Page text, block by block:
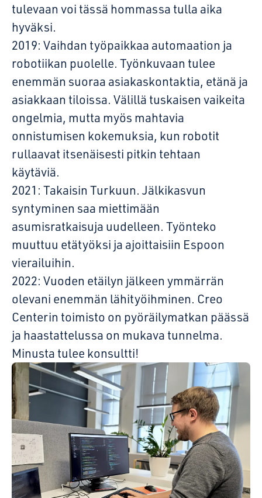
tulevaan voi tässä hommassa tulla aika
hyväksi.
2019: Vaihdan työpaikkaa automaation ja
robotiikan puolelle. Työnkuvaan tulee
enemmän suoraa asiakaskontaktia, etänä ja
asiakkaan tiloissa. Välillä tuskaisen vaikeita
ongelmia, mutta myös mahtavia
onnistumisen kokemuksia, kun robotit
rullaavat itsenäisesti pitkin tehtaan
käytäviä.
2021: Takaisin Turkuun. Jälkikasvun
syntyminen saa miettimään
asumisratkaisuja uudelleen. Työnteko
muuttuu etätyöksi ja ajoittaisiin Espoon
vierailuihin.
2022: Vuoden etäilyn jälkeen ymmärrän
olevani enemmän lähityöihminen. Creo
Centerin toimisto on pyöräilymatkan päässä
ja haastattelussa on mukava tunnelma.
Minusta tulee konsultti!